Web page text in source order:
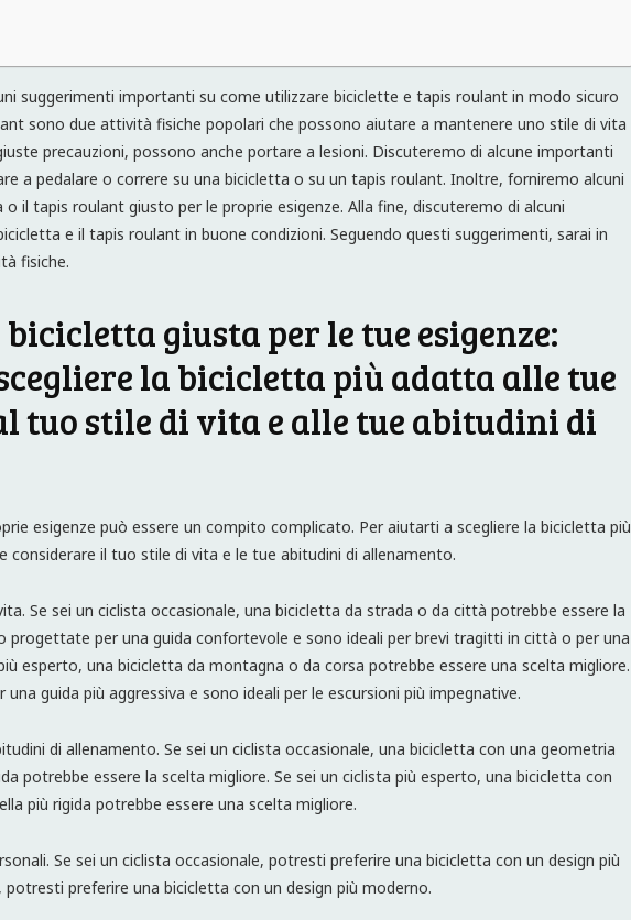
suggerimenti importanti su come utilizzare biciclette e tapis roulant in modo sicuro
sono due attività fisiche popolari che possono aiutare a mantenere uno stile di vita
precauzioni, possono anche portare a lesioni. Discuteremo di alcune importanti
a pedalare o correre su una bicicletta o su un tapis roulant. Inoltre, forniremo alcuni
il tapis roulant giusto per le proprie esigenze. Alla fine, discuteremo di alcuni
e il tapis roulant in buone condizioni. Seguendo questi suggerimenti, sarai in
fisiche.
bicicletta giusta per le tue esigenze:
la bicicletta più adatta alle tue
tuo stile di vita e alle tue abitudini di
esigenze può essere un compito complicato. Per aiutarti a scegliere la bicicletta più
il tuo stile di vita e le tue abitudini di allenamento.
Se sei un ciclista occasionale, una bicicletta da strada o da città potrebbe essere la
progettate per una guida confortevole e sono ideali per brevi tragitti in città o per una
esperto, una bicicletta da montagna o da corsa potrebbe essere una scelta migliore.
guida più aggressiva e sono ideali per le escursioni più impegnative.
di allenamento. Se sei un ciclista occasionale, una bicicletta con una geometria
potrebbe essere la scelta migliore. Se sei un ciclista più esperto, una bicicletta con
più rigida potrebbe essere una scelta migliore.
Se sei un ciclista occasionale, potresti preferire una bicicletta con un design più
potresti preferire una bicicletta con un design più moderno.